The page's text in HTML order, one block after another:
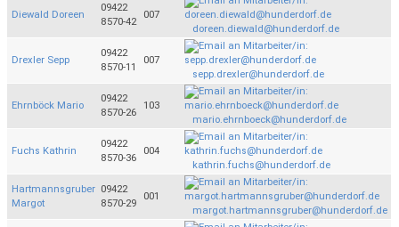
Diewald Doreen
09422
8570-42
007
doreen.diewald@hunderdorf.de
Drexler Sepp
09422
8570-11
007
sepp.drexler@hunderdorf.de
Ehrnböck Mario
09422
8570-26
103
mario.ehrnboeck@hunderdorf.de
Fuchs Kathrin
09422
8570-36
004
kathrin.fuchs@hunderdorf.de
Hartmannsgruber
Margot
09422
8570-29
001
margot.hartmannsgruber@hunderdorf.de